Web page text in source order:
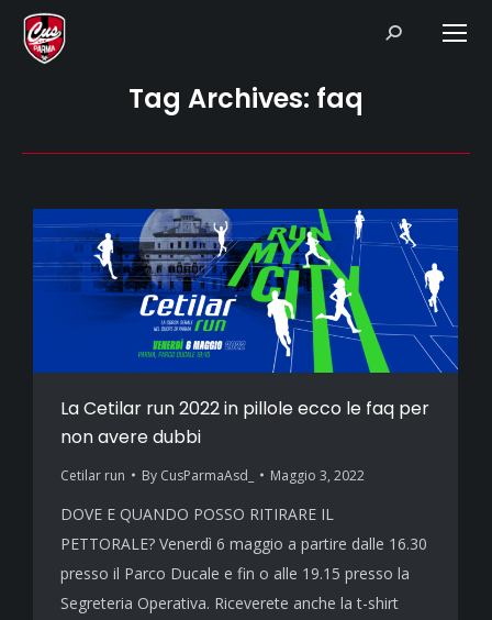
Search:
Tag Archives: faq
La Cetilar run 2022 in pillole ecco le faq per
non avere dubbi
Cetilar run By CusParmaAsd_ Maggio 3, 2022
DOVE E QUANDO POSSO RITIRARE IL
PETTORALE? Venerdì 6 maggio a partire dalle 16.30
presso il Parco Ducale e fin o alle 19.15 presso la
Segreteria Operativa. Riceverete anche la t-shirt